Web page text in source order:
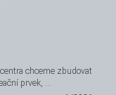
chceme zbudovat
prvek, …